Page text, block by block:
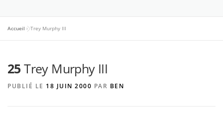
NOS VOYAGES
ARTICLES CONTACT
Accueil »Trey Murphy III
25Trey Murphy III
PUBLIÉ LE 18 JUIN 2000 PAR BEN